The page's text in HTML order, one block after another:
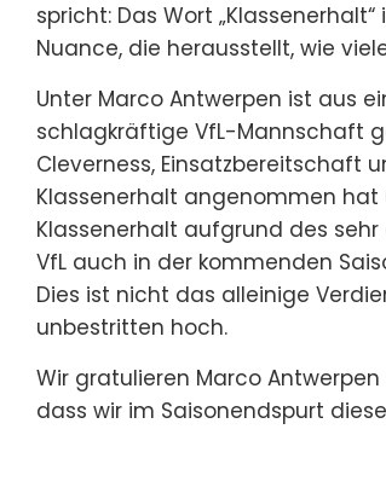
spricht: Das Wort
Nuance, die herausstellt, wie
Unter Marco Antwerpen ist aus
schlagkräftige VfL-Mannschaft
Cleverness, Einsatzbereitschaft
Klassenerhalt angenommen
Klassenerhalt aufgrund des
VfL auch in der kommenden
Dies ist nicht das alleinige
unbestritten hoch.
Wir gratulieren Marco
dass wir im Saisonendspurt